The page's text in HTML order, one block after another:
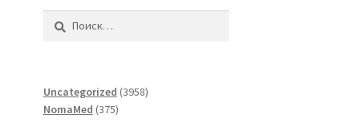
Uncategorized 39583958
NomaMed 375375